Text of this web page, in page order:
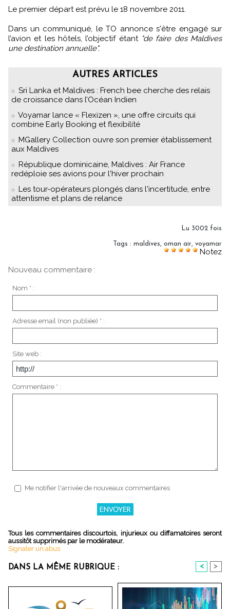
Le premier départ est prévu le 18 novembre 2011.
Dans un communiqué, le TO annonce s'être engagé sur
l’avion et les hôtels, l’objectif étant "de faire des Maldives
une destination annuelle".
AUTRES ARTICLES
Sri Lanka et Maldives : French bee cherche des relais
de croissance dans l’Océan Indien
Voyamar lance « Flexizen », une offre circuits qui
combine Early Booking et flexibilité
MGallery Collection ouvre son premier établissement
aux Maldives
République dominicaine, Maldives : Air France
redéploie ses avions pour l'hiver prochain
Les tour-opérateurs plongés dans l'incertitude, entre
attentisme et plans de relance
Lu 3002 fois
Tags : maldives, oman air, voyamar
Notez
Nouveau commentaire :
Nom * :
Adresse email (non publiée) * :
Site web :
Commentaire * :
Me notifier l'arrivée de nouveaux commentaires
Tous les commentaires discourtois, injurieux ou diffamatoires seront
aussitôt supprimés par le modérateur.
Signaler un abus
DANS LA MÊME RUBRIQUE : < >